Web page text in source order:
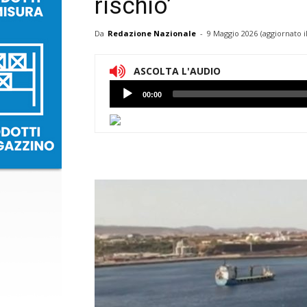
rischio’
Da Redazione Nazionale - 9 Maggio 2026 (aggiornato il
ASCOLTA L'AUDIO
Lettore
Audio
00:00